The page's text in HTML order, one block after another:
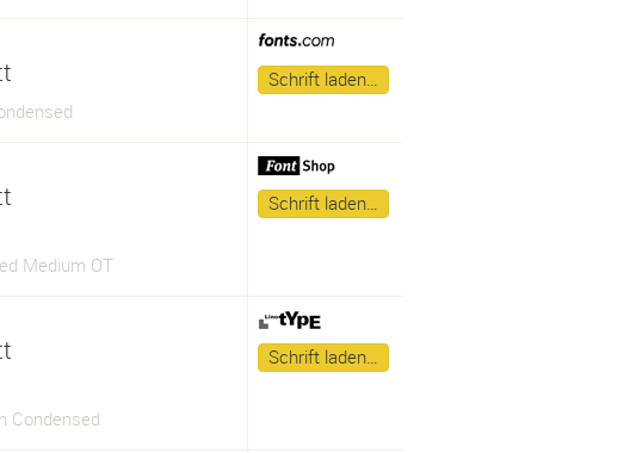
Schrift laden…
Medium OT
Schrift laden…
Condensed
Schrift laden…